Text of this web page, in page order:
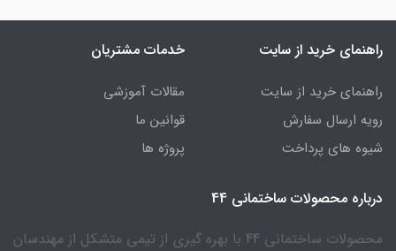
راهنمای خرید از سایت
راهنمای خرید از سایت
رویه ارسال سفارش
شیوه های پرداخت
خدمات مشتریان
مقالات آموزشی
قوانین ما
پروژه ها
درباره محصولات ساختمانی 44
محصولات ساختمانی 44 با بهره گیری از تیمی متشکل از مهندسان